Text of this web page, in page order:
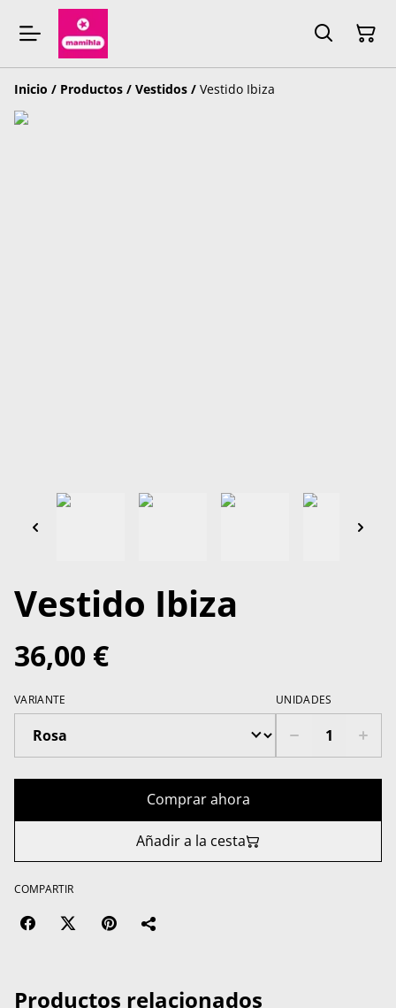
Inicio / Productos / Vestidos / Vestido Ibiza
Vestido Ibiza
36,00 €
VARIANTE UNIDADES
Comprar ahora
Añadir a la cesta
COMPARTIR
Productos relacionados